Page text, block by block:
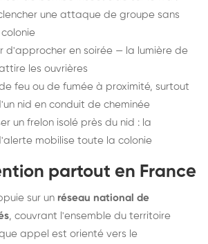
une attaque de groupe sans
d'approcher en soirée — la lumière de
les ouvrières
feu ou de fumée à proximité, surtout
nid en conduit de cheminée
un frelon isolé près du nid : la
mobilise toute la colonie
partout en France
sur un réseau national de
, couvrant l'ensemble du territoire
appel est orienté vers le